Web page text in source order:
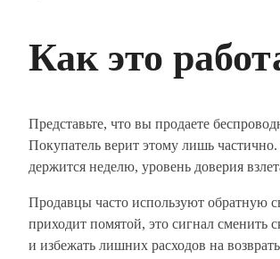
Как это
Представьте, что вы продаете
Покупатель верит этому лишь
держится неделю, уровень доверия
Продавцы часто используют обратную
приходит помятой, это сигнал сменить
и избежать лишних расходов на